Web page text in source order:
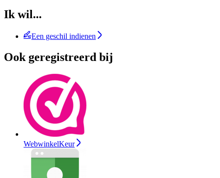
Ik wil...
Een geschil indienen
Ook geregistreerd bij
WebwinkelKeur